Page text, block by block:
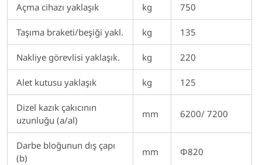
Açma cihazı yaklaşık kg 750
Taşıma braketi/beşiği yakl. kg 135
Nakliye görevlisi yaklaşık. kg 220
Alet kutusu yaklaşık kg 125
Dizel kazık çakıcının
uzunluğu (a/al)
mm 6200/ 7200
Darbe bloğunun dış çapı
(b)
mm Φ820